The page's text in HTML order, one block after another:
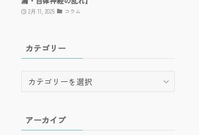
2月 11, 2025 コラム
カテゴリー
ーアーカイブ